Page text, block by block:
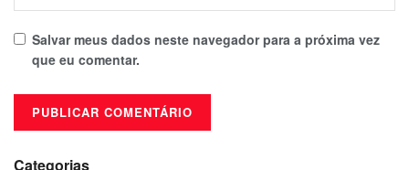
Salvar meus dados neste navegador para a próxima vez
que eu comentar.
Categorias